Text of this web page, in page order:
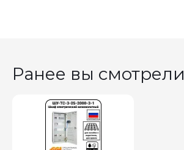
Ранее вы смотрели